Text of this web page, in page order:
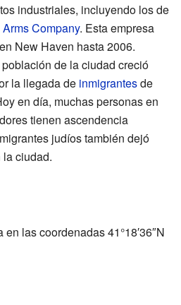
industriales, incluyendo los de
Company. Esta empresa
New Haven hasta 2006.
de la ciudad creció
la llegada de inmigrantesde
en día, muchas personas en
tienen ascendencia
judíos también dejó
la ciudad.
las coordenadas 41°18′36″N